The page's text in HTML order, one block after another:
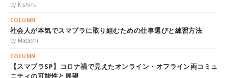
by Kishiru
COLUMN
社会人が本気でスマブラに取り組むための仕事選びと練習方法
by Masashi
COLUMN
【スマブラSP】コロナ禍で見えたオンライン・オフライン両コミュ
ニティの可能性と展望